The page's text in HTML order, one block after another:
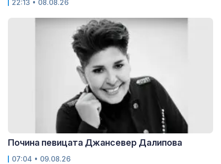
22:13 • 08.08.26
Почина певицата Джансевер Далипова
07:04 • 09.08.26